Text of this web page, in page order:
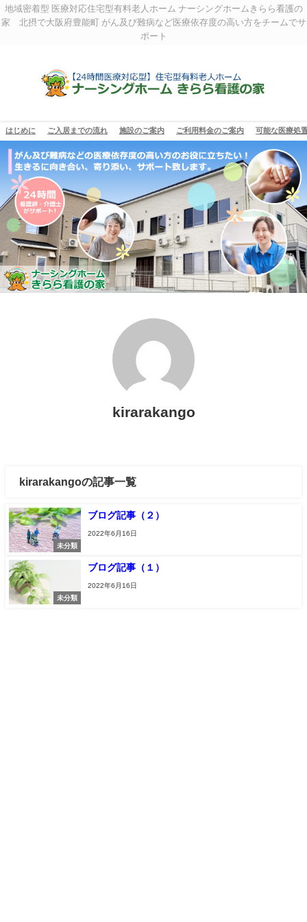
地域密着型 医療対応住宅型有料老人ホーム ナーシングホームきらら看護の
家 北摂で大阪府豊能町 がん及び難病など医療依存度の高い方をチームでサ
ポート
はじめに ご入居までの流れ 施設のご案内 ご利用料金のご案内 可能な医療処
kirarakango
kirarakangoの記事一覧
未分類
ブログ記事（２）
2022年6月16日
未分類
ブログ記事（１）
2022年6月16日